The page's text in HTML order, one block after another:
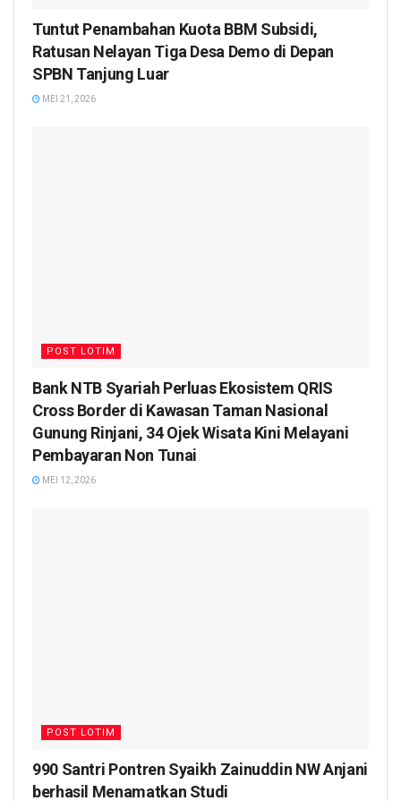
Tuntut Penambahan Kuota BBM Subsidi,
Ratusan Nelayan Tiga Desa Demo di Depan
SPBN Tanjung Luar
MEI 21, 2026
POST LOTIM
Bank NTB Syariah Perluas Ekosistem QRIS
Cross Border di Kawasan Taman Nasional
Gunung Rinjani, 34 Ojek Wisata Kini Melayani
Pembayaran Non Tunai
MEI 12, 2026
POST LOTIM
990 Santri Pontren Syaikh Zainuddin NW Anjani
berhasil Menamatkan Studi